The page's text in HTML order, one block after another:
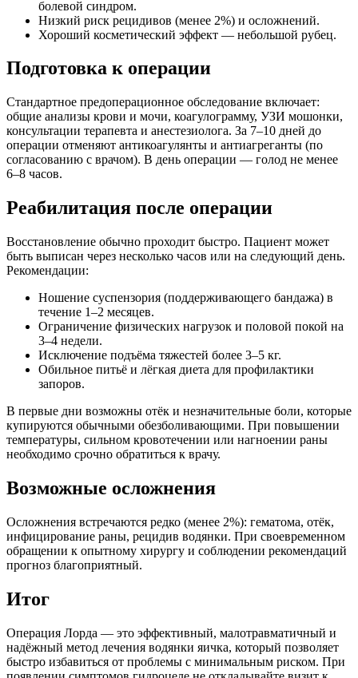
болевой синдром.
Низкий риск рецидивов (менее 2%) и осложнений.
Хороший косметический эффект — небольшой рубец.
Подготовка к операции
Стандартное предоперационное обследование включает:
общие анализы крови и мочи, коагулограмму, УЗИ мошонки,
консультации терапевта и анестезиолога. За 7–10 дней до
операции отменяют антикоагулянты и антиагреганты (по
согласованию с врачом). В день операции — голод не менее
6–8 часов.
Реабилитация после операции
Восстановление обычно проходит быстро. Пациент может
быть выписан через несколько часов или на следующий день.
Рекомендации:
Ношение суспензория (поддерживающего бандажа) в
течение 1–2 месяцев.
Ограничение физических нагрузок и половой покой на
3–4 недели.
Исключение подъёма тяжестей более 3–5 кг.
Обильное питьё и лёгкая диета для профилактики
запоров.
В первые дни возможны отёк и незначительные боли, которые
купируются обычными обезболивающими. При повышении
температуры, сильном кровотечении или нагноении раны
необходимо срочно обратиться к врачу.
Возможные осложнения
Осложнения встречаются редко (менее 2%): гематома, отёк,
инфицирование раны, рецидив водянки. При своевременном
обращении к опытному хирургу и соблюдении рекомендаций
прогноз благоприятный.
Итог
Операция Лорда — это эффективный, малотравматичный и
надёжный метод лечения водянки яичка, который позволяет
быстро избавиться от проблемы с минимальным риском. При